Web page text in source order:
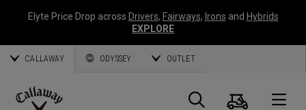
Elyte Price Drop across Drivers, Fairways, Irons and Hybrids
EXPLORE
CALLAWAY ODYSSEY OUTLET
Panier